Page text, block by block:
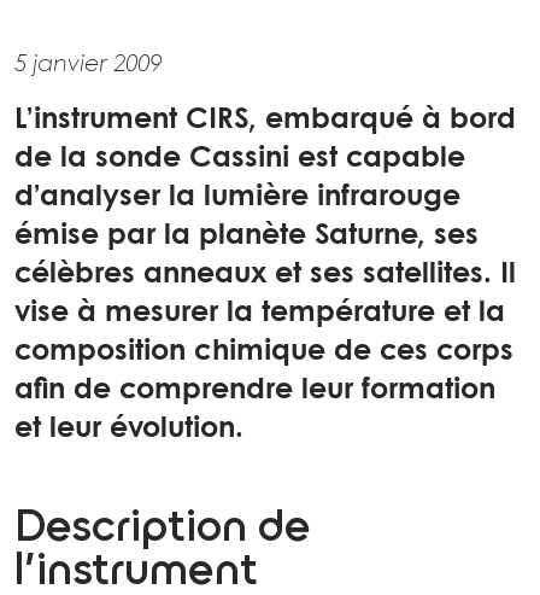
5 janvier 2009
L’instrument CIRS, embarqué à bord
de la sonde Cassini est capable
d’analyser la lumière infrarouge
émise par la planète Saturne, ses
célèbres anneaux et ses satellites. Il
vise à mesurer la température et la
composition chimique de ces corps
afin de comprendre leur formation
et leur évolution.
Description de
l’instrument